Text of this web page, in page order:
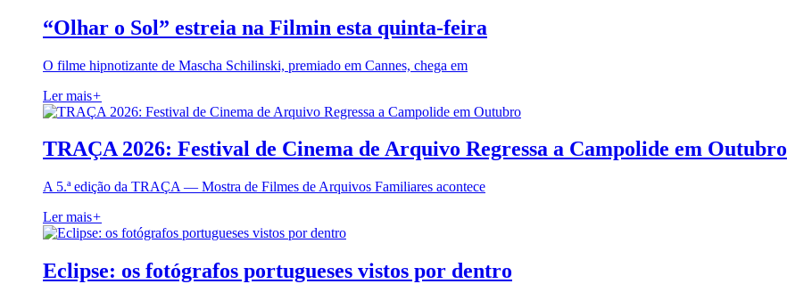
“Olhar o Sol” estreia na Filmin esta quinta-feira
O filme hipnotizante de Mascha Schilinski, premiado em Cannes, chega em
Ler mais+
TRAÇA 2026: Festival de Cinema de Arquivo Regressa a Campolide em Outubro
A 5.ª edição da TRAÇA — Mostra de Filmes de Arquivos Familiares acontece
Ler mais+
Eclipse: os fotógrafos portugueses vistos por dentro